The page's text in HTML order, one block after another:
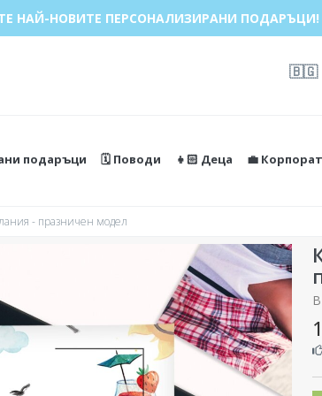
НАЙ-НОВИТЕ ПЕРСОНАЛИЗИРАНИ ПОДАРЪЦИ!
🇧🇬
подаръци 🗓️ Поводи 👧🏻 Деца 💼
- празничен модел